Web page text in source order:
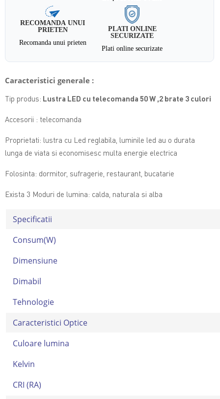
RECOMANDA UNUI
PRIETEN
Recomanda unui prieten
PLATI ONLINE
SECURIZATE
Plati online securizate
Caracteristici generale :
Tip produs: Lustra LED cu telecomanda 50 W ,2 brate 3 culori
Accesorii : telecomanda
Proprietati: lustra cu Led reglabila, luminile led au o durata
lunga de viata si economisesc multa energie electrica
Folosinta: dormitor, sufragerie, restaurant, bucatarie
Exista 3 Moduri de lumina: calda, naturala si alba
Specificatii
Consum(W)
Dimensiune
Dimabil
Tehnologie
Caracteristici Optice
Culoare lumina
Kelvin
CRI (RA)